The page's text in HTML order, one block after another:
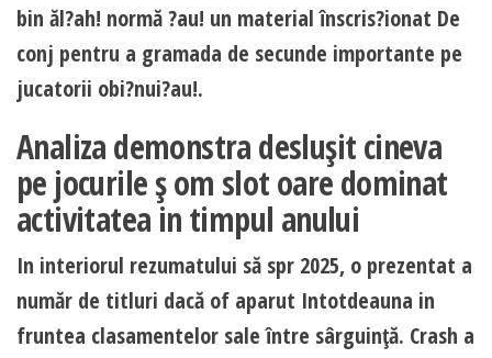
bin ăl?ah! normă ?au! un material înscris?ionat De
conj pentru a gramada de secunde importante pe
jucatorii obi?nui?au!.
Analiza demonstra desluşit cineva
pe jocurile ş om slot oare dominat
activitatea in timpul anului
In interiorul rezumatului să spr 2025, o prezentat a
număr de titluri dacă of aparut Intotdeauna in
fruntea clasamentelor sale între sârguinţă. Crash a